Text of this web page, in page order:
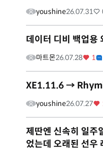
youshine26.07.31
데이터 디비 백업용
마트몬26.07.28 1
XE1.11.6 →
youshine26.07.27
제딴엔 신속히 일
었는데 오래된 선우